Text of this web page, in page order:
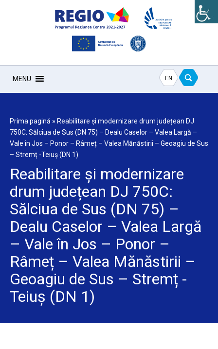
MENU EN
Prima pagină » Reabilitare și modernizare drum județean DJ
750C: Sălciua de Sus (DN 75) – Dealu Caselor – Valea Largă –
Vale în Jos – Ponor – Râmeț – Valea Mănăstirii – Geoagiu de Sus
– Stremț -Teiuș (DN 1)
Reabilitare și modernizare
drum județean DJ 750C:
Sălciua de Sus (DN 75) –
Dealu Caselor – Valea Largă
– Vale în Jos – Ponor –
Râmeț – Valea Mănăstirii –
Geoagiu de Sus – Stremț -
Teiuș (DN 1)